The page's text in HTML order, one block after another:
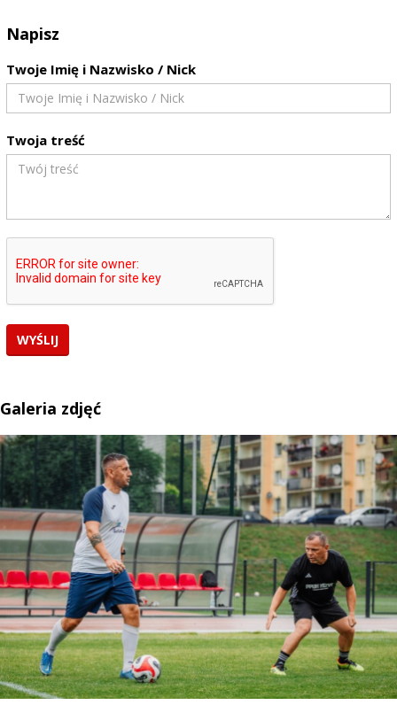
Napisz
Twoje Imię i Nazwisko / Nick
Twoja treść
Galeria zdjęć